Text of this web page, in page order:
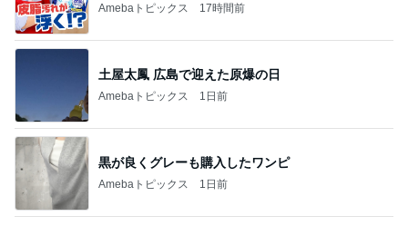
Amebaトピックス 17時間前
土屋太鳳 広島で迎えた原爆の日
Amebaトピックス 1日前
黒が良くグレーも購入したワンピ
Amebaトピックス 1日前